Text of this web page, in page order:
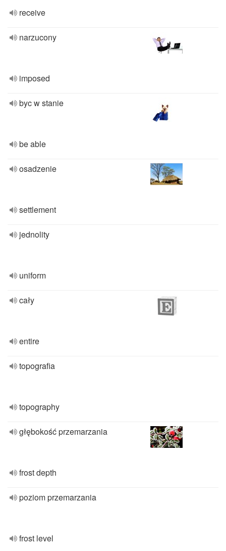
receive
narzucony
imposed
byc w stanie
be able
osadzenie
settlement
jednolity
uniform
cały
entire
topografia
topography
głębokość przemarzania
frost depth
poziom przemarzania
frost level